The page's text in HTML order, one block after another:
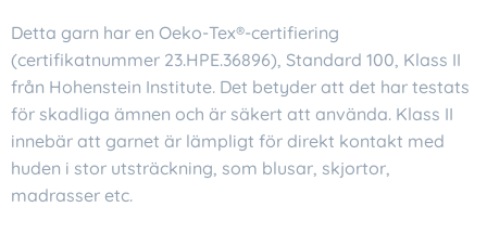
Detta garn har en Oeko-Tex®-certifiering
(certifikatnummer 23.HPE.36896), Standard 100, Klass II
från Hohenstein Institute. Det betyder att det har testats
för skadliga ämnen och är säkert att använda. Klass II
innebär att garnet är lämpligt för direkt kontakt med
huden i stor utsträckning, som blusar, skjortor,
madrasser etc.